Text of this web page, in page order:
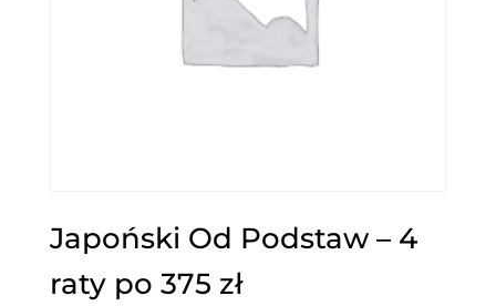
Japoński Od Podstaw – 4
raty po 375 zł